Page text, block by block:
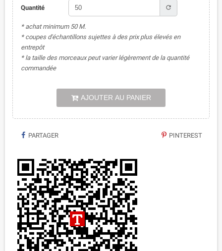
Quantité refresh
* achat minimum 50 M.
* coupes d'échantillons sujettes à des prix plus élevés en
entrepôt
* la taille des morceaux peut varier légèrement de la quantité
commandée
AJOUTER AU PANIER
PARTAGER PINTEREST